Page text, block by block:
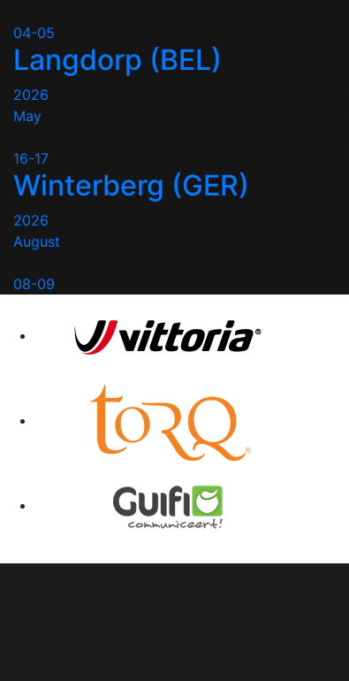
04-05
Langdorp (BEL)
2026
May
16-17
Winterberg (GER)
2026
August
08-09